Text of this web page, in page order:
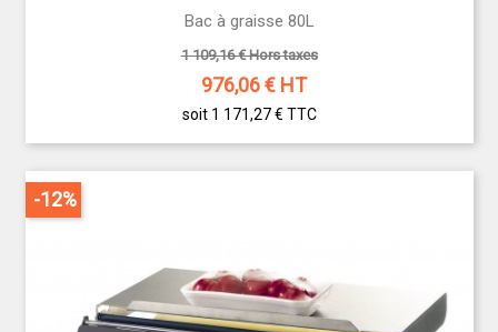
Bac à graisse 80L
1 109,16 € Hors taxes
976,06€ HT
soit 1 171,27 € TTC
-12%